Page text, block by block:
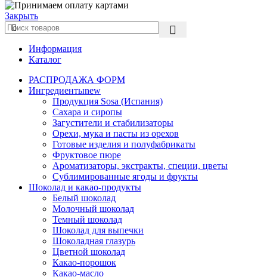
Закрыть
Информация
Каталог
РАСПРОДАЖА ФОРМ
Ингредиентыnew
Продукция Sosa (Испания)
Сахара и сиропы
Загустители и стабилизаторы
Орехи, мука и пасты из орехов
Готовые изделия и полуфабрикаты
Фруктовое пюре
Ароматизаторы, экстракты, специи, цветы
Сублимированные ягоды и фрукты
Шоколад и какао-продукты
Белый шоколад
Молочный шоколад
Темный шоколад
Шоколад для выпечки
Шоколадная глазурь
Цветной шоколад
Какао-порошок
Какао-масло